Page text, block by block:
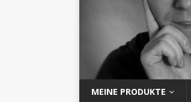
MEINE PRODUKTE